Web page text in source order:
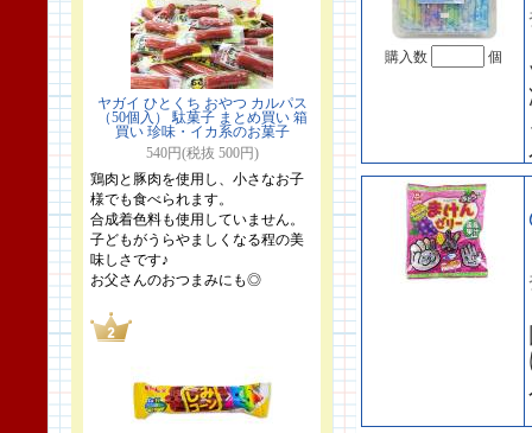
ヤガイ ひとくち おやつ カルパス
（50個入） 駄菓子 まとめ買い 箱
買い 珍味・イカ系のお菓子
540円(税抜 500円)
鶏肉と豚肉を使用し、小さなお子
様でも食べられます。
合成着色料も使用していません。
子どもがうらやましくなる程の美
味しさです♪
お父さんのおつまみにも◎
購入数 個